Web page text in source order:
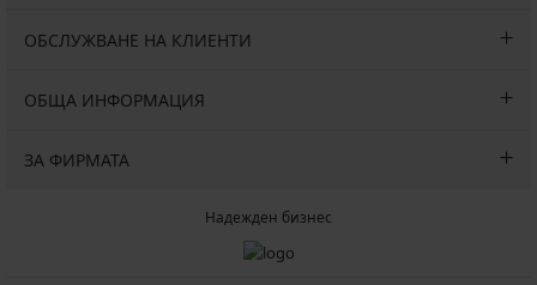
ОБСЛУЖВАНЕ НА КЛИЕНТИ
ОБЩА ИНФОРМАЦИЯ
ЗА ФИРМАТА
Надежден бизнес